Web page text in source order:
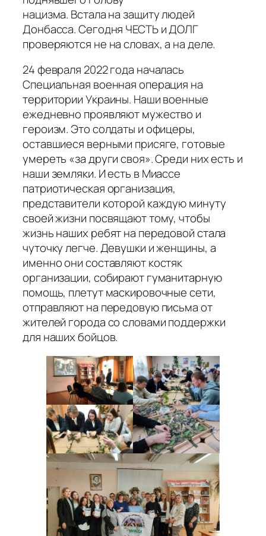
нацизма. Встала на защиту людей
Донбасса. Сегодня ЧЕСТЬ и ДОЛГ
проверяются не на словах, а на деле.
24 февраля 2022 года началась
Специальная военная операция на
территории Украины. Наши военные
ежедневно проявляют мужество и
героизм. Это солдаты и офицеры,
оставшиеся верными присяге, готовые
умереть «за други своя». Среди них есть и
наши земляки. И есть в Миассе
патриотическая организация,
представители которой каждую минуту
своей жизни посвящают тому, чтобы
жизнь наших ребят на передовой стала
чуточку легче. Девушки и женщины, а
именно они составляют костяк
организации, собирают гуманитарную
помощь, плетут маскировочные сети,
отправляют на передовую письма от
жителей города со словами поддержки
для наших бойцов.